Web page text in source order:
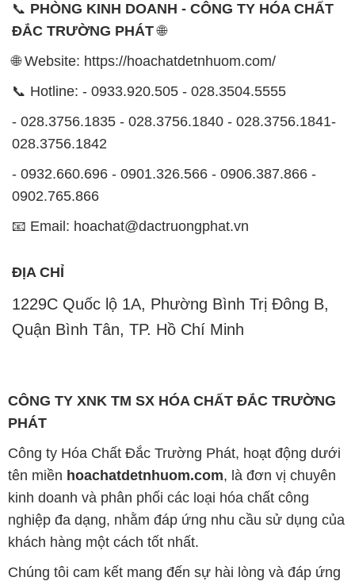
📞 PHÒNG KINH DOANH - CÔNG TY HÓA CHẤT
ĐẮC TRƯỜNG PHÁT🌐
🌐 Website: https://hoachatdetnhuom.com/
📞 Hotline: - 0933.920.505 - 028.3504.5555
- 028.3756.1835 - 028.3756.1840 - 028.3756.1841-
028.3756.1842
- 0932.660.696 - 0901.326.566 - 0906.387.866 -
0902.765.866
📧 Email: hoachat@dactruongphat.vn
ĐỊA CHỈ
1229C Quốc lộ 1A, Phường Bình Trị Đông B,
Quận Bình Tân, TP. Hồ Chí Minh
CÔNG TY XNK TM SX HÓA CHẤT ĐẮC TRƯỜNG
PHÁT
Công ty Hóa Chất Đắc Trường Phát, hoạt động dưới
tên miền hoachatdetnhuom.com, là đơn vị chuyên
kinh doanh và phân phối các loại hóa chất công
nghiệp đa dạng, nhằm đáp ứng nhu cầu sử dụng của
khách hàng một cách tốt nhất.
Chúng tôi cam kết mang đến sự hài lòng và đáp ứng